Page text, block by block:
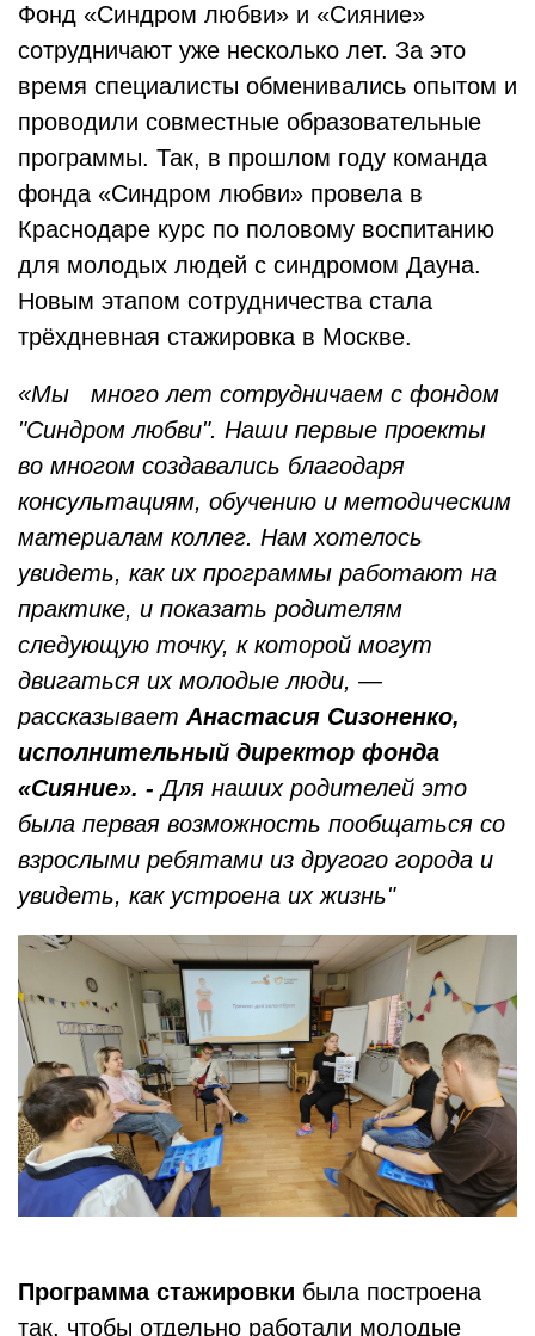
Фонд «Синдром любви» и «Сияние»
сотрудничают уже несколько лет. За это
время специалисты обменивались опытом и
проводили совместные образовательные
программы. Так, в прошлом году команда
фонда «Синдром любви» провела в
Краснодаре курс по половому воспитанию
для молодых людей с синдромом Дауна.
Новым этапом сотрудничества стала
трёхдневная стажировка в Москве.
«Мы много лет сотрудничаем с фондом
"Синдром любви". Наши первые проекты
во многом создавались благодаря
консультациям, обучению и методическим
материалам коллег. Нам хотелось
увидеть, как их программы работают на
практике, и показать родителям
следующую точку, к которой могут
двигаться их молодые люди, —
рассказывает Анастасия Сизоненко,
исполнительный директор фонда
«Сияние». -Для наших родителей это
была первая возможность пообщаться со
взрослыми ребятами из другого города и
увидеть, как устроена их жизнь"
Программа стажировки была построена
так, чтобы отдельно работали молодые